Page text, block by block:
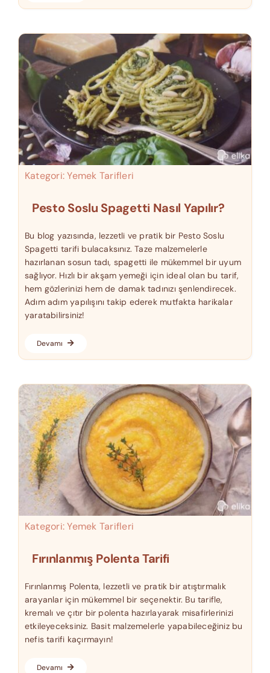
Kategori:Yemek Tarifleri
Pesto Soslu Spagetti Nasıl Yapılır?
Bu blog yazısında, lezzetli ve pratik bir Pesto Soslu
Spagetti tarifi bulacaksınız. Taze malzemelerle
hazırlanan sosun tadı, spagetti ile mükemmel bir uyum
sağlıyor. Hızlı bir akşam yemeği için ideal olan bu tarif,
hem gözlerinizi hem de damak tadınızı şenlendirecek.
Adım adım yapılışını takip ederek mutfakta harikalar
yaratabilirsiniz!
Devamı
Kategori:Yemek Tarifleri
Fırınlanmış Polenta Tarifi
Fırınlanmış Polenta, lezzetli ve pratik bir atıştırmalık
arayanlar için mükemmel bir seçenektir. Bu tarifle,
kremalı ve çıtır bir polenta hazırlayarak misafirlerinizi
etkileyeceksiniz. Basit malzemelerle yapabileceğiniz bu
nefis tarifi kaçırmayın!
Devamı